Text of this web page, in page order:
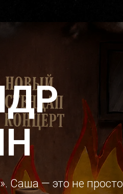
Саша — это не просто